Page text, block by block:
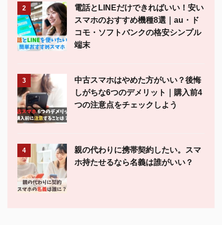
2
電話とLINEだけできればいい！安い
スマホのおすすめ機種8選｜au・ド
コモ・ソフトバンクの格安シンプル
端末
3
中古スマホはやめた方がいい？後悔
しがちな6つのデメリット｜購入前4
つの注意点をチェックしよう
4
親の代わりに携帯契約したい。スマ
ホ持たせるなら名義は誰がいい？